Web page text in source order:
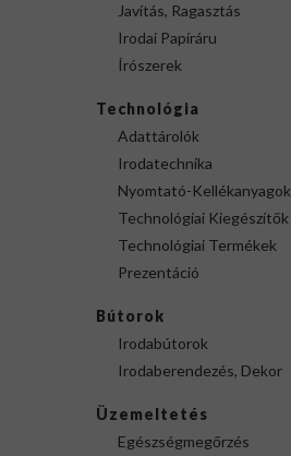
Javítás, Ragasztás
Irodai Papíráru
Írószerek
Technológia
Adattárolók
Irodatechnika
Nyomtató-Kellékanyagok
Technológiai Kiegészítők
Technológiai Termékek
Prezentáció
Bútorok
Irodabútorok
Irodaberendezés, Dekor
Üzemeltetés
Egészségmegőrzés